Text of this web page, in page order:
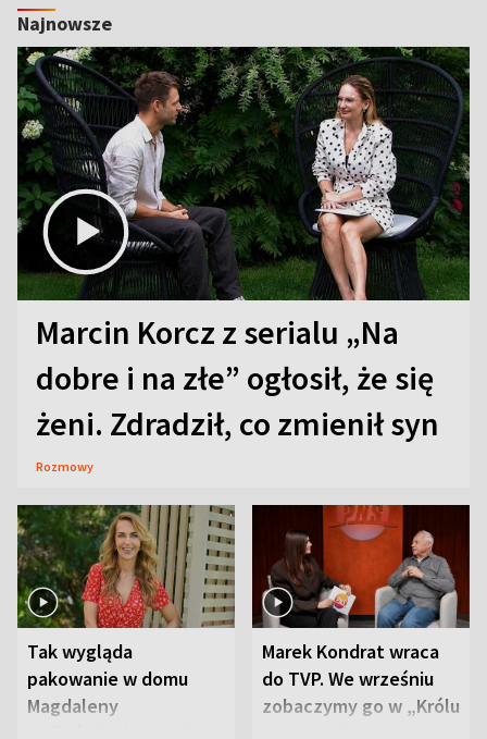
Najnowsze
Marcin Korcz z serialu „Na
dobre i na złe” ogłosił, że się
żeni. Zdradził, co zmienił syn
Rozmowy
Tak wygląda
pakowanie w domu
Magdaleny
Marek Kondrat wraca
do TVP. We wrześniu
zobaczymy go w „Królu